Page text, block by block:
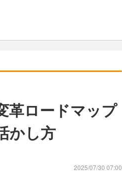
革ロードマップ
かし方
2025/07/30 07:00